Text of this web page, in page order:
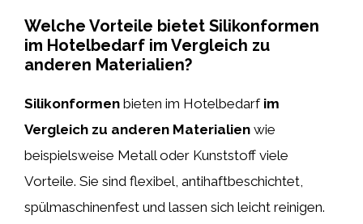
Welche Vorteile bietet Silikonformen
im Hotelbedarf im Vergleich zu
anderen Materialien?
Silikonformen bieten im Hotelbedarf im
Vergleich zu anderen Materialien wie
beispielsweise Metall oder Kunststoff viele
Vorteile. Sie sind flexibel, antihaftbeschichtet,
spülmaschinenfest und lassen sich leicht reinigen.